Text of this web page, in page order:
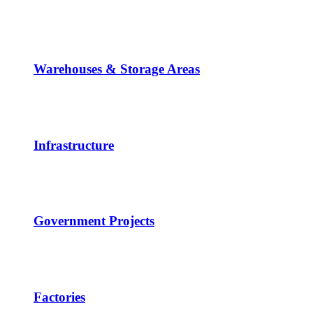
Warehouses & Storage Areas
Infrastructure
Government Projects
Factories